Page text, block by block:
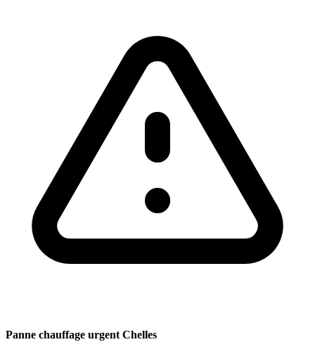
Panne chauffage urgent Chelles